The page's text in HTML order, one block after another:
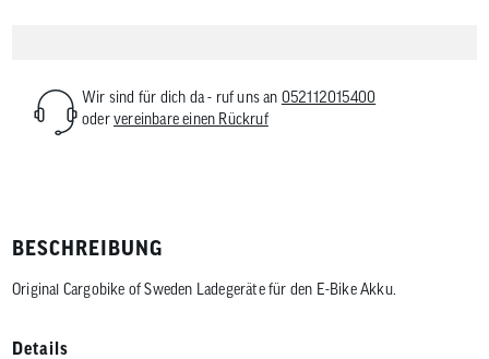
Wir sind für dich da - ruf uns an 052112015400
odervereinbare einen Rückruf
BESCHREIBUNG
Original Cargobike of Sweden Ladegeräte für den E-Bike Akku.
Details